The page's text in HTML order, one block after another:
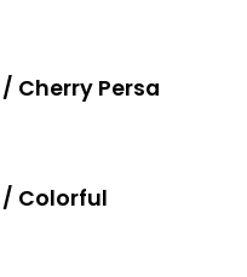
Cherry Persa
Colorful